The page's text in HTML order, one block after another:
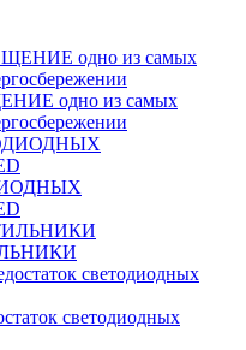
одно из самых
светодиодных